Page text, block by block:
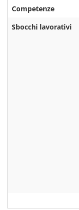
Competenze
Sbocchi lavorativi